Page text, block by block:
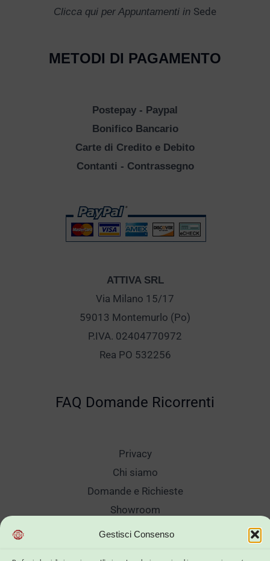
Gestisci Consenso
Clicca qui per Appuntamenti in Sede
METODI DI PAGAMENTO
Postepay - Paypal
Bonifico Bancario
Carte di Credito e Debito
Contanti - Contrassegno
ATTIVA SRL
Via Milano 15/17
59013 Montemurlo (Po)
P.IVA. 02404770972
Rea PO 532256
FAQ Domande Ricorrenti
Privacy
Chi siamo
Domande e Richieste
Showroom
Spedizioni